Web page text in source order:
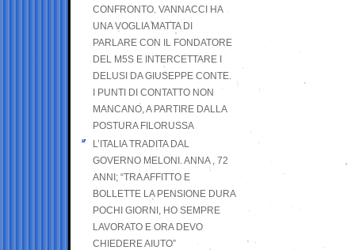
CONFRONTO. VANNACCI HA
UNA VOGLIA MATTA DI
PARLARE CON IL FONDATORE
DEL M5S E INTERCETTARE I
DELUSI DA GIUSEPPE CONTE.
I PUNTI DI CONTATTO NON
MANCANO, A PARTIRE DALLA
POSTURA FILORUSSA
L’ITALIA TRADITA DAL
GOVERNO MELONI. ANNA , 72
ANNI; “TRA AFFITTO E
BOLLETTE LA PENSIONE DURA
POCHI GIORNI, HO SEMPRE
LAVORATO E ORA DEVO
CHIEDERE AIUTO”